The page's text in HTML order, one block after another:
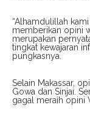
“Alhamdulillah
memberikan opini
merupakan
tingkat kewajaran
pungkasnya.
Selain Makassar,
Gowa dan Sinjai.
gagal meraih opini